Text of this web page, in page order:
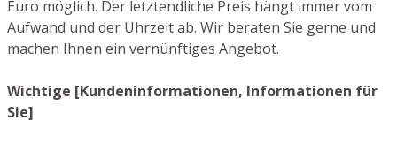
Euro möglich. Der letztendliche Preis hängt immer vom
Aufwand und der Uhrzeit ab. Wir beraten Sie gerne und
machen Ihnen ein vernünftiges Angebot.
Wichtige [Kundeninformationen, Informationen für
Sie]